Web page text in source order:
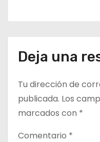
Deja una
Tu dirección de
publicada. Los
marcados con *
Comentario *